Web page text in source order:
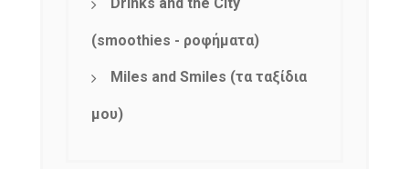
(smoothies - ροφήματα)
Miles and Smiles (τα ταξίδια
μου)